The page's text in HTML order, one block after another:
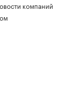
компаний